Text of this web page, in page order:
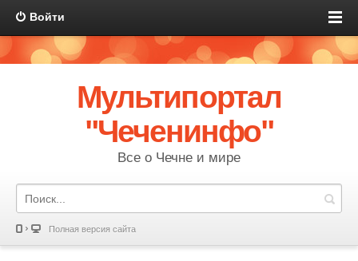
Войти
Мультипортал
"Чеченинфо"
Все о Чечне и мире
Полная версия сайта